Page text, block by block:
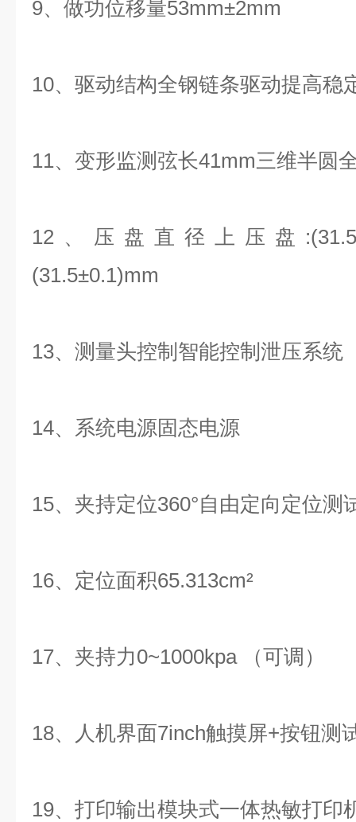
9、做功位移量53mm±2mm
10、驱动结构全钢链条驱动提高稳
11、变形监测弦长41mm三维半圆
12、压盘直径上压盘
(31.5±0.1)mm
13、测量头控制智能控制泄压系统
14、系统电源固态电源
15、夹持定位360°自由定向定位测
16、定位面积65.313cm²
17、夹持力0~1000kpa （可调）
18、人机界面7inch触摸屏+按钮测
19、打印输出模块式一体热敏打印